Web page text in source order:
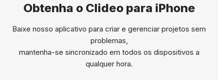
Obtenha o Clideo para iPhone
Baixe nosso aplicativo para criar e gerenciar projetos sem
problemas,
mantenha-se sincronizado em todos os dispositivos a
qualquer hora.